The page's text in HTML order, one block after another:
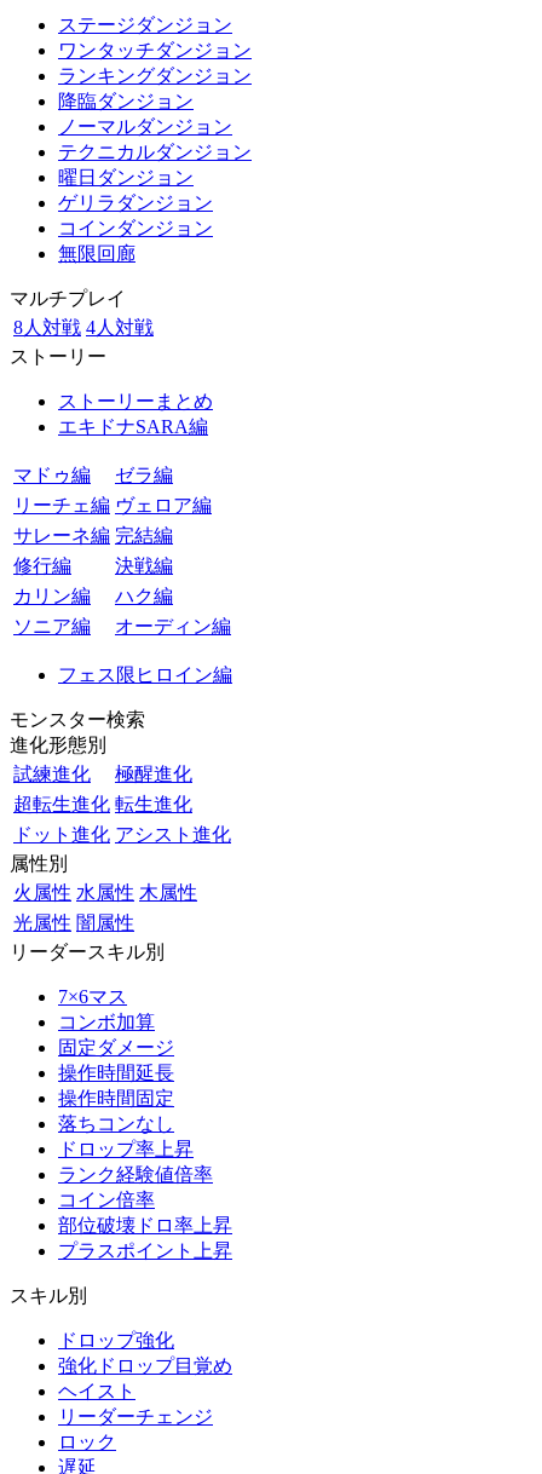
ステージダンジョン
ワンタッチダンジョン
ランキングダンジョン
降臨ダンジョン
ノーマルダンジョン
テクニカルダンジョン
曜日ダンジョン
ゲリラダンジョン
コインダンジョン
無限回廊
マルチプレイ
8人対戦 4人対戦
ストーリー
ストーリーまとめ
エキドナSARA編
マドゥ編
ゼラ編
リーチェ編 ヴェロア編
サレーネ編 完結編
修行編
決戦編
カリン編
ハク編
ソニア編
オーディン編
フェス限ヒロイン編
モンスター検索
進化形態別
試練進化
極醒進化
超転生進化 転生進化
ドット進化 アシスト進化
属性別
火属性 水属性 木属性
光属性 闇属性
リーダースキル別
7×6マス
コンボ加算
固定ダメージ
操作時間延長
操作時間固定
落ちコンなし
ドロップ率上昇
ランク経験値倍率
コイン倍率
部位破壊ドロ率上昇
プラスポイント上昇
スキル別
ドロップ強化
強化ドロップ目覚め
ヘイスト
リーダーチェンジ
ロック
遅延